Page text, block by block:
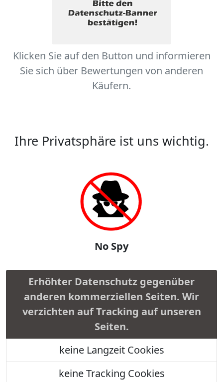
Klicken Sie auf den Button und informieren
Sie sich über Bewertungen von anderen
Käufern.
Ihre Privatsphäre ist uns wichtig.
No Spy
Erhöhter Datenschutz gegenüber
anderen kommerziellen Seiten. Wir
verzichten auf Tracking auf unseren
Seiten.
keine Langzeit Cookies
keine Tracking Cookies